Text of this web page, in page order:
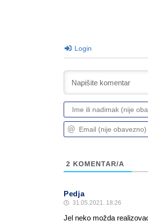
Login
2 KOMENTAR/A
Pedja
31.05.2021. 18:26
Jel neko možda